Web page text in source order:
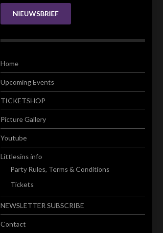
NIEUWSBRIEF
Home
Upcoming Events
TICKETSHOP
Picture Gallery
Youtube
Littlesins info
Party Rules, Terms & Conditions
Tickets
NEWSLETTER SUBSCRIBE
Contact